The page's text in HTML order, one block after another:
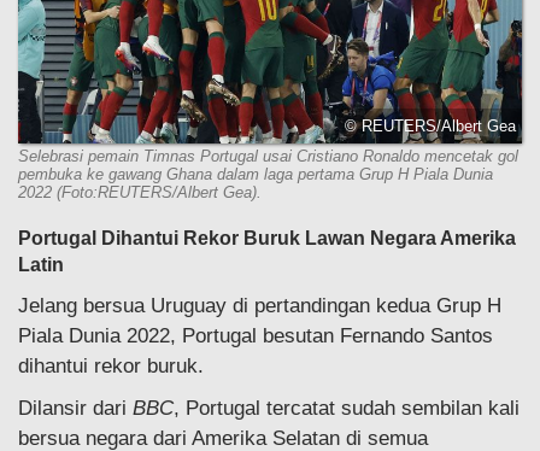
© REUTERS/Albert Gea
Selebrasi pemain Timnas Portugal usai Cristiano Ronaldo mencetak gol
pembuka ke gawang Ghana dalam laga pertama Grup H Piala Dunia
2022 (Foto:REUTERS/Albert Gea).
Portugal Dihantui Rekor Buruk Lawan Negara Amerika
Latin
Jelang bersua Uruguay di pertandingan kedua Grup H
Piala Dunia 2022, Portugal besutan Fernando Santos
dihantui rekor buruk.
Dilansir dari BBC, Portugal tercatat sudah sembilan kali
bersua negara dari Amerika Selatan di semua